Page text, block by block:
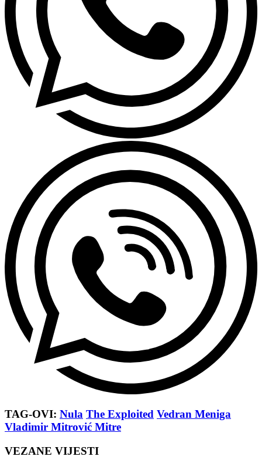
TAG-OVI: Nula The Exploited Vedran Meniga
Vladimir Mitrović Mitre
VEZANE VIJESTI